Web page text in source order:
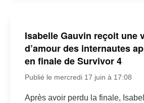
Isabelle Gauvin reçoit une
d’amour des internautes
en finale de Survivor 4
Publié le mercredi 17 juin à 17:08
Après avoir perdu la finale,